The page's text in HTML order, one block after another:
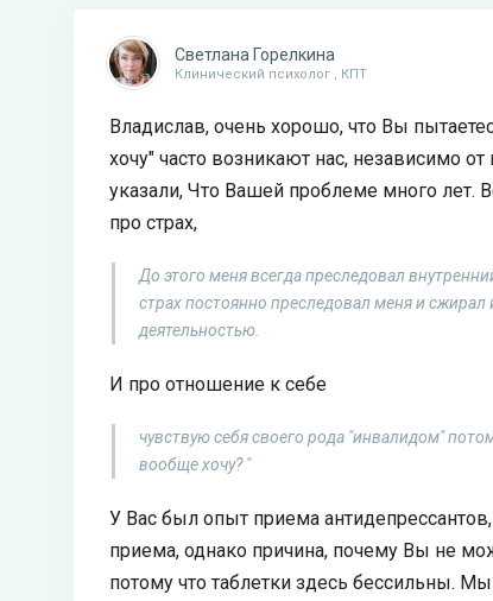
Светлана Горелкина
Клинический психолог , КПТ
Владислав, очень хорошо, что Вы
хочу" часто возникают нас, независимо
указали, Что Вашей проблеме много лет.
про страх,
До этого меня всегда преследовал
страх постоянно преследовал меня и
деятельностью.
И про отношение к себе
чувствую себя своего рода "инвалидом"
вообще хочу? "
У Вас был опыт приема
приема, однако причина, почему Вы не
потому что таблетки здесь бессильны.